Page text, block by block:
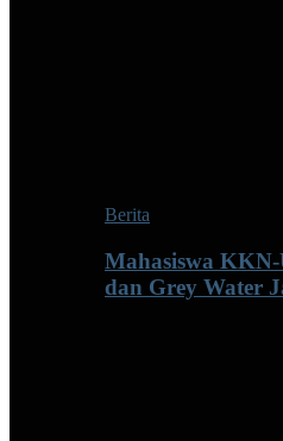
Berita
Mahasiswa
dan Grey Water